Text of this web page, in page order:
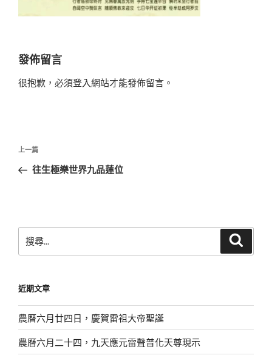
發佈留言
很抱歉，必須登入網站才能發佈留言。
文
導
上
一
上一篇
往生極樂世界九品蓮位
尋
字:
近期文章
農曆六月廿四日，慶賀雷祖大帝聖誕
農曆六月二十四，九天應元雷聲普化天尊現示